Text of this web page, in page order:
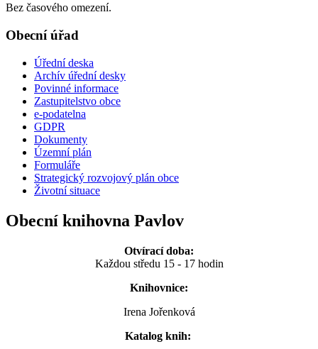
Bez časového omezení.
Obecní úřad
Úřední deska
Archív úřední desky
Povinné informace
Zastupitelstvo obce
e-podatelna
GDPR
Dokumenty
Územní plán
Formuláře
Strategický rozvojový plán obce
Životní situace
Obecní knihovna Pavlov
Otvírací doba:
Každou středu 15 - 17 hodin
Knihovnice:
Irena Jořenková
Katalog knih: